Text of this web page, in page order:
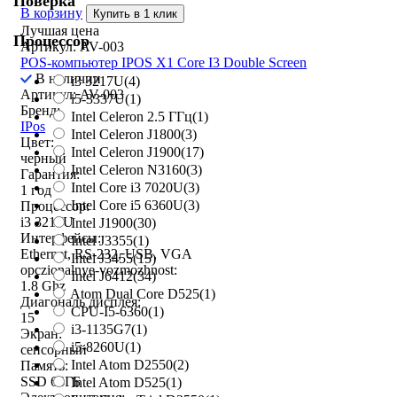
Процессор
i3 3217U(4)
i5-3337U(1)
Intel Celeron 2.5 ГГц(1)
Intel Celeron J1800(3)
Intel Celeron J1900(17)
Intel Celeron N3160(3)
Intel Core i3 7020U(3)
Intel Core i5 6360U(3)
Intel J1900(30)
Intel J3355(1)
Intel J3455(15)
Intel J6412(34)
Atom Dual Core D525(1)
CPU-I5-6360(1)
i3-1135G7(1)
i5-8260U(1)
Intel Atom D2550(2)
Intel Atom D525(1)
В корзину
Купить в 1 клик
Лучшая цена
Артикул: AV-003
POS-компьютер IPOS X1 Core I3 Double Screen
В наличии
Артикул: AV-003
Бренд:
IPos
Цвет:
черный
Гарантия:
1 год
Процессор:
i3 3217U
Интерфейсы:
Ethernet, RS-232, USB, VGA
opczionalnye-vozmozhnost:
1.8 Ghz
Диагональ дисплея:
15
Экран:
сенсорный
Память:
SSD 64ГБ